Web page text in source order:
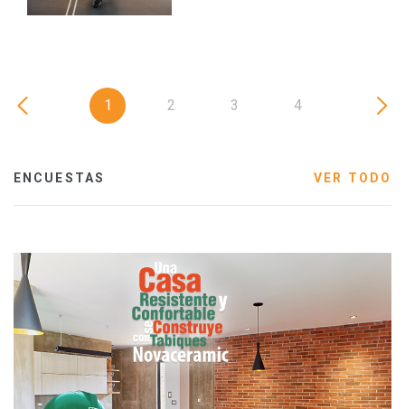
1 2 3 4
ENCUESTAS VER TODO